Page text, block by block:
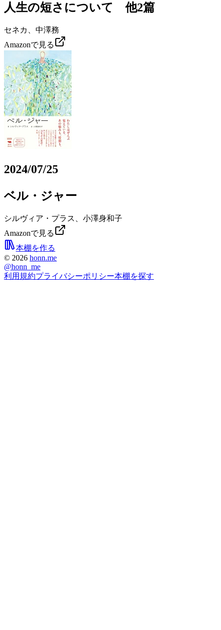
人生の短さについて 他2篇
セネカ、中澤務
Amazonで見る
2024/07/25
ベル・ジャー
シルヴィア・プラス、小澤身和子
Amazonで見る
本棚を作る
© 2026 honn.me
@honn_me
利用規約プライバシーポリシー本棚を探す